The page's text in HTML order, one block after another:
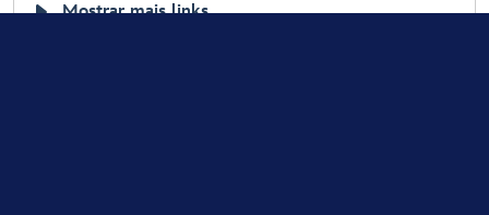
Mostrar mais links